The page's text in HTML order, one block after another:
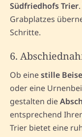
Südfriedhofs Trier
Grabplatzes
Schritte.
6.
Ob einestille
oder eine
gestalten die
entsprechend
Trier bietet eine